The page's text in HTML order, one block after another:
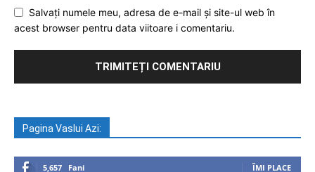
Salvați numele meu, adresa de e-mail și site-ul web în
acest browser pentru data viitoare i comentariu.
Pagina Vaslui Azi:
5,657 Fani ÎMI PLACE